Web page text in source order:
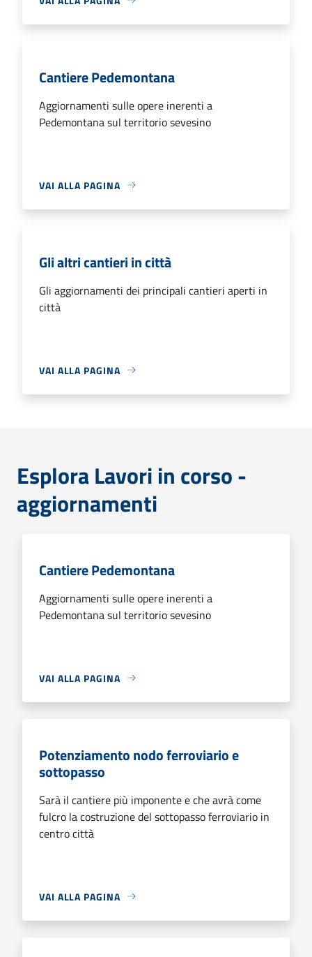
Cantiere Pedemontana
Aggiornamenti sulle opere inerenti a
Pedemontana sul territorio sevesino
VAI ALLA PAGINA
Gli altri cantieri in città
Gli aggiornamenti dei principali cantieri aperti in
città
VAI ALLA PAGINA
Esplora Lavori in corso -
aggiornamenti
Cantiere Pedemontana
Aggiornamenti sulle opere inerenti a
Pedemontana sul territorio sevesino
VAI ALLA PAGINA
Potenziamento nodo ferroviario e
sottopasso
Sarà il cantiere più imponente e che avrà come
fulcro la costruzione del sottopasso ferroviario in
centro città
VAI ALLA PAGINA